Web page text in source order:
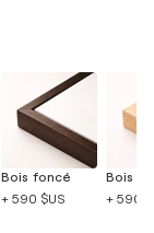
Bois foncé
+ 590 $US
Bois
+ 590